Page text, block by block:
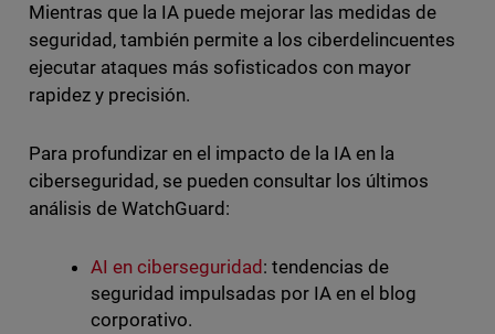
Mientras que la IA puede mejorar las medidas de
seguridad, también permite a los ciberdelincuentes
ejecutar ataques más sofisticados con mayor
rapidez y precisión.
Para profundizar en el impacto de la IA en la
ciberseguridad, se pueden consultar los últimos
análisis de WatchGuard:
AI en ciberseguridad : tendencias de
seguridad impulsadas por IA en el blog
corporativo.